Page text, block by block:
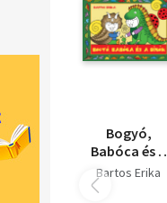
Bogyó,
Babóca és a
Dínók
Bartos Erika